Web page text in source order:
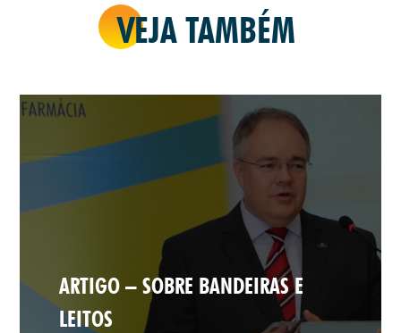
VEJA TAMBÉM
ARTIGO – SOBRE BANDEIRAS E
LEITOS